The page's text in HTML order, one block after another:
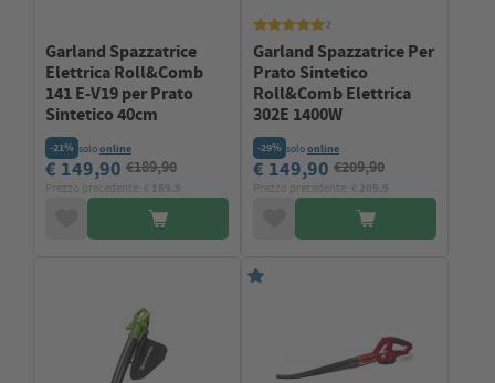
Garland Spazzatrice
Elettrica Roll&Comb
141 E-V19 per Prato
Sintetico 40cm
-21% soloonline
€ 149,90 €189,90
Garland Spazzatrice Per
Prato Sintetico
Roll&Comb Elettrica
302E 1400W
-29% soloonline
€ 149,90 €209,90